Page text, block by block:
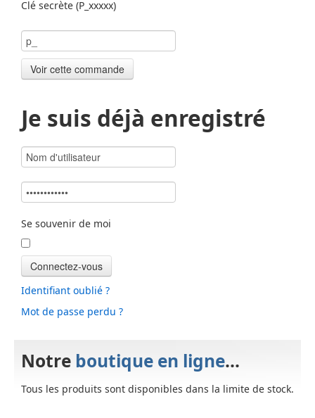
Clé secrète (P_xxxxx)
Je suis déjà enregistré
Se souvenir de moi
Identifiant oublié ?
Mot de passe perdu ?
Notre boutique en ligne...
Tous les produits sont disponibles dans la limite de stock.